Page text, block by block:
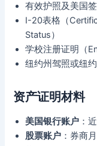
有效护照及美国
I-20表格（
Status）
学校注册证明（
纽约州驾照或纽
资产证明材料
美国银行账户 ：
股票账户 ：券商